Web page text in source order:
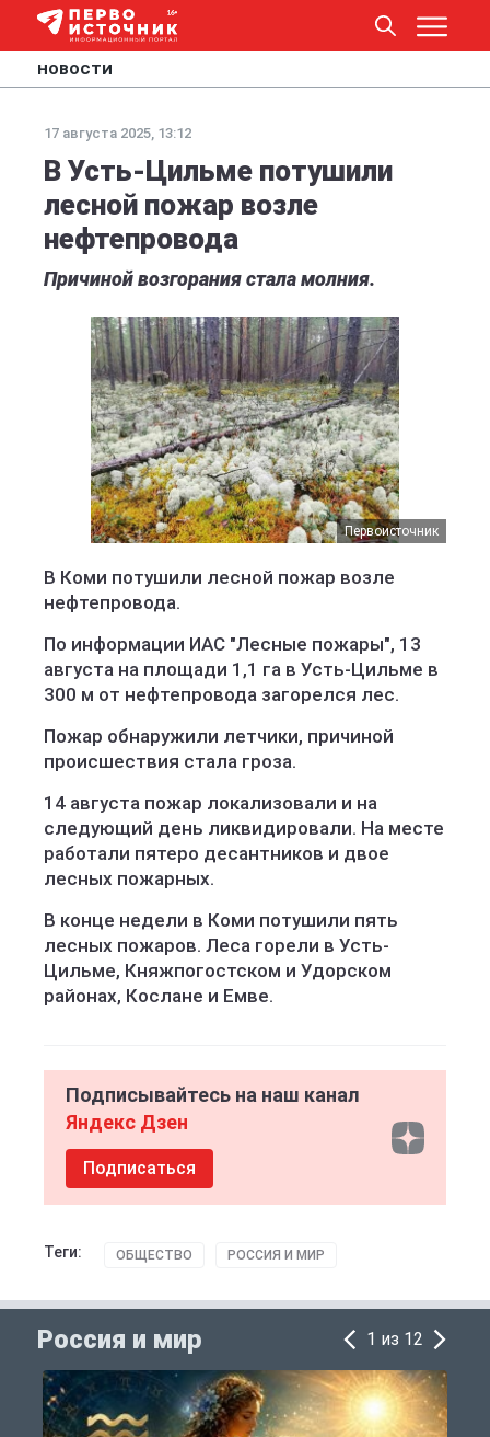
НОВОСТИ
17 августа 2025, 13:12
В Усть-Цильме потушили
лесной пожар возле
нефтепровода
Причиной возгорания стала молния.
Первоисточник
В Коми потушили лесной пожар возле
нефтепровода.
По информации ИАС "Лесные пожары", 13
августа на площади 1,1 га в Усть-Цильме в
300 м от нефтепровода загорелся лес.
Пожар обнаружили летчики, причиной
происшествия стала гроза.
14 августа пожар локализовали и на
следующий день ликвидировали. На месте
работали пятеро десантников и двое
лесных пожарных.
В конце недели в Коми потушили пять
лесных пожаров. Леса горели в Усть-
Цильме, Княжпогостском и Удорском
районах, Кослане и Емве.
Подписывайтесь на наш канал
Яндекс Дзен
Подписаться
Теги: ОБЩЕСТВО РОССИЯ И МИР
Россия и мир 1 из 12